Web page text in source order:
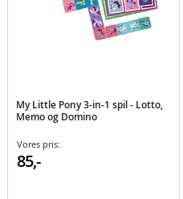
My Little Pony 3-in-1 spil - Lotto,
Memo og Domino
Vores pris:
85,-